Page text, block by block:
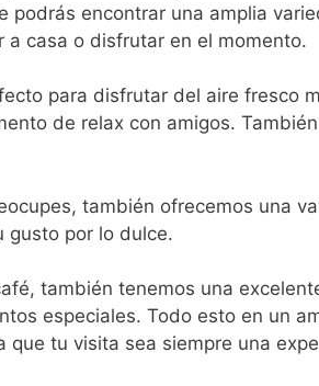
podrás encontrar una amplia
casa o disfrutar en el momento.
para disfrutar del aire fresco
de relax con amigos.
también ofrecemos una
gusto por lo dulce.
también tenemos una
especiales. Todo esto en un
que tu visita sea siempre una